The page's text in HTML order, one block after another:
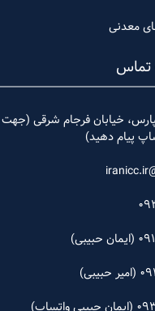
معدنی
تماس
خیابان فرجام شرقی
پیام دهید)